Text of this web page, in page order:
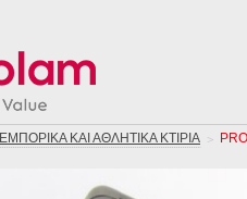
ΕΜΠΟΡΙΚΑ ΚΑΙ ΑΘΛΗΤΙΚΑ ΚΤΙΡΙΑ